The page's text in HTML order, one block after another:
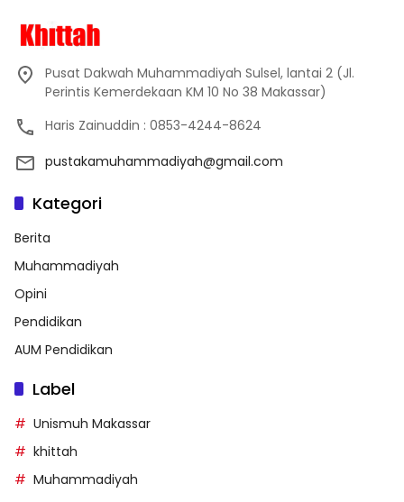
Pusat Dakwah Muhammadiyah Sulsel, lantai 2 (Jl.
Perintis Kemerdekaan KM 10 No 38 Makassar)
Haris Zainuddin : 0853-4244-8624
pustakamuhammadiyah@gmail.com
Kategori
Berita
Muhammadiyah
Opini
Pendidikan
AUM Pendidikan
Label
Unismuh Makassar
khittah
Muhammadiyah